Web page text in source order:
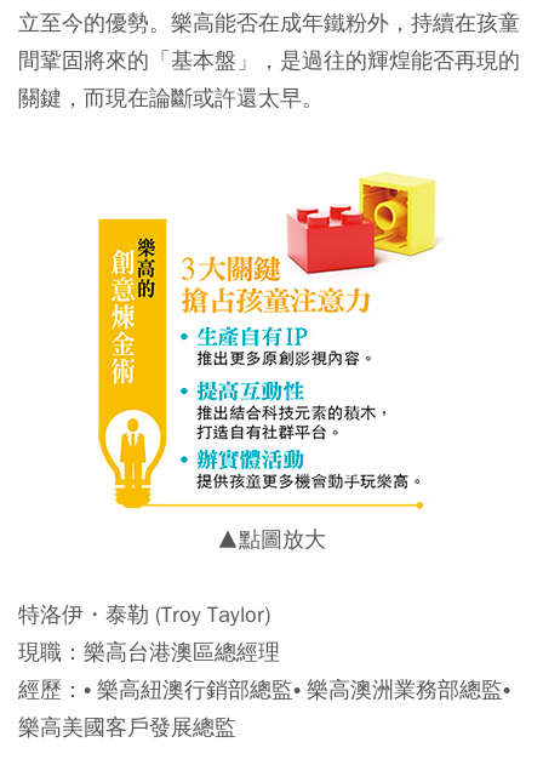
立至今的優勢。樂高能否在成年鐵粉外，持續在孩童
間鞏固將來的「基本盤」，是過往的輝煌能否再現的
關鍵，而現在論斷或許還太早。
▲點圖放大
特洛伊・泰勒 (Troy Taylor)
現職：樂高台港澳區總經理
經歷：• 樂高紐澳行銷部總監• 樂高澳洲業務部總監•
樂高美國客戶發展總監